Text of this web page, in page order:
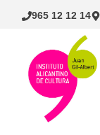
Saltar
965 12 12 14